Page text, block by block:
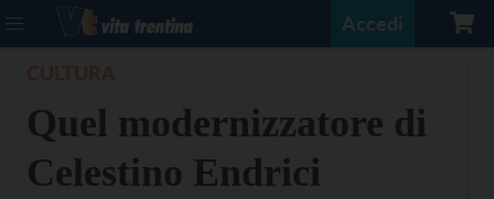
Accedi
Quel modernizzatore di
Celestino Endrici